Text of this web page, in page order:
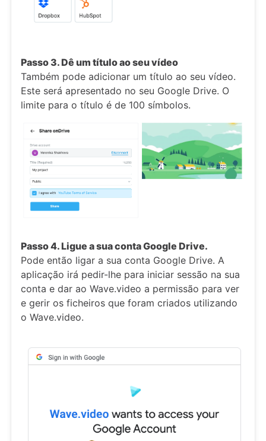
Passo 3. Dê um título ao seu vídeo
Também pode adicionar um título ao seu vídeo.
Este será apresentado no seu Google Drive. O
limite para o título é de 100 símbolos.
Passo 4. Ligue a sua conta Google Drive.
Pode então ligar a sua conta Google Drive. A
aplicação irá pedir-lhe para iniciar sessão na sua
conta e dar ao Wave.video a permissão para ver
e gerir os ficheiros que foram criados utilizando
o Wave.video.